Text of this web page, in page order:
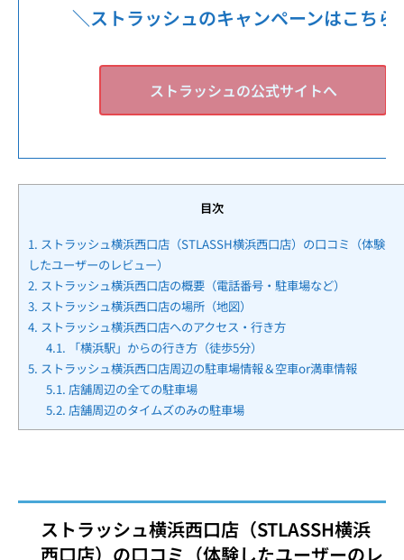
＼ストラッシュのキャンペーンはこちら
ストラッシュの公式サイトへ
目次
1. ストラッシュ横浜西口店（STLASSH横浜西口店）の口コミ（体験
したユーザーのレビュー）
2. ストラッシュ横浜西口店の概要（電話番号・駐車場など）
3. ストラッシュ横浜西口店の場所（地図）
4. ストラッシュ横浜西口店へのアクセス・行き方
4.1. 「横浜駅」からの行き方（徒歩5分）
5. ストラッシュ横浜西口店周辺の駐車場情報＆空車or満車情報
5.1. 店舗周辺の全ての駐車場
5.2. 店舗周辺のタイムズのみの駐車場
ストラッシュ横浜西口店（STLASSH横浜
西口店）の口コミ（体験したユーザーのレ